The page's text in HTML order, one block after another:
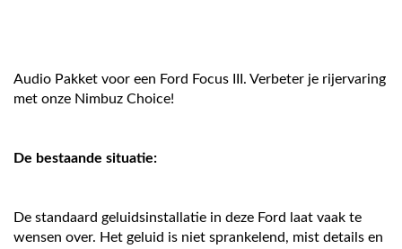
Audio Pakket voor een Ford Focus III. Verbeter je rijervaring
met onze Nimbuz Choice!
De bestaande situatie:
De standaard geluidsinstallatie in deze Ford laat vaak te
wensen over. Het geluid is niet sprankelend, mist details en